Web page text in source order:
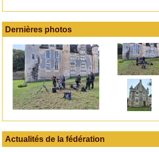
Dernières photos
Actualités de la fédération